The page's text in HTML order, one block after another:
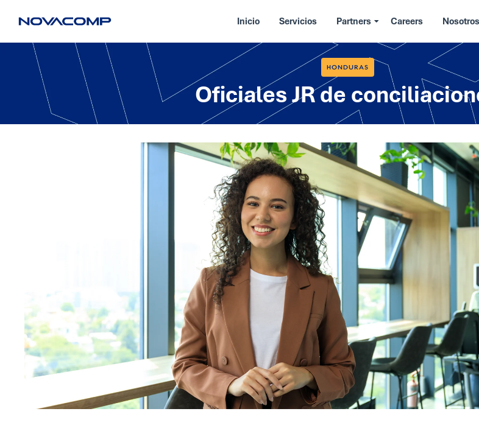
Inicio Servicios Partners Careers Nosotros
HONDURAS
Oficiales JR de